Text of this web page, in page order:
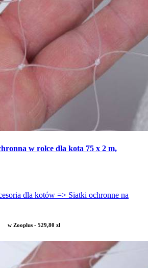
w rolce dla kota 75 x 2 m,
dla kotów => Siatki ochronne na
w Zooplus - 529,80 zł